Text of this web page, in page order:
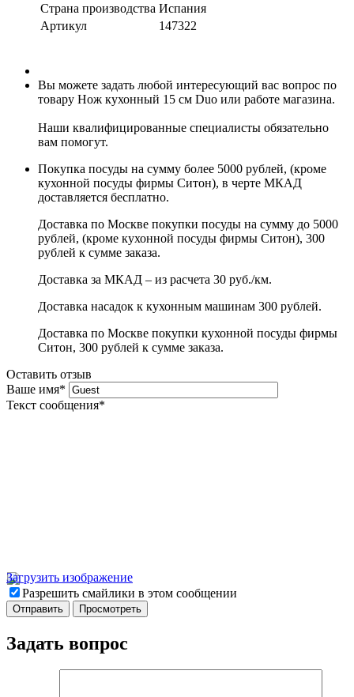
Страна производства Испания
Артикул
147322
Вы можете задать любой интересующий вас вопрос по
товару Нож кухонный 15 см Duo или работе магазина.
Наши квалифицированные специалисты обязательно
вам помогут.
Покупка посуды на сумму более 5000 рублей, (кроме
кухонной посуды фирмы Ситон), в черте МКАД
доставляется бесплатно.
Доставка по Москве покупки посуды на сумму до 5000
рублей, (кроме кухонной посуды фирмы Ситон), 300
рублей к сумме заказа.
Доставка за МКАД – из расчета 30 руб./км.
Доставка насадок к кухонным машинам 300 рублей.
Доставка по Москве покупки кухонной посуды фирмы
Ситон, 300 рублей к сумме заказа.
Оставить отзыв
Ваше имя*
Текст сообщения*
Загрузить изображение
Разрешить смайлики в этом сообщении
Задать вопрос